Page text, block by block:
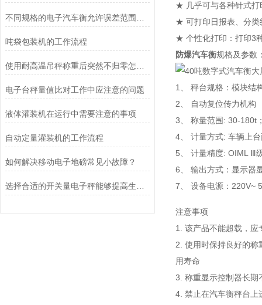
吨袋包装机的工作流程
电子台秤量值比对工作中应注意的问题
液体灌装机在运行中需要注意的事项
自动定量灌装机的工作流程
如何解决移动电子地磅常见小故障？
★ 几乎可与各种针式打
★ 可打印日报表、分类
★ 个性化打印：打印3
防爆汽车衡规格及参数
1、 秤台规格：模块结
2、 自动复位传力机构
3、 称量范围: 30-180t
4、 计量方式: 车辆上
5、 计量精度: OIML Ⅲ
6、 输出方式：显示器
7、 设备电源：220V~
注意事项
1. 该产品不能超载，
2. 使用时保持良好的
用寿命
3. 称重显示控制器长期
4. 禁止在汽车衡秤台上